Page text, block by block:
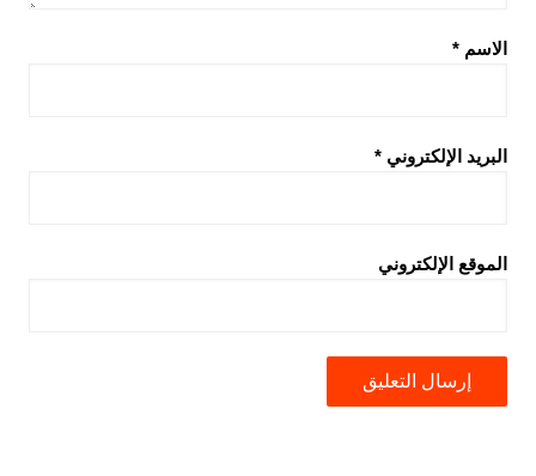
الاسم *
البريد الإلكتروني *
الموقع الإلكتروني